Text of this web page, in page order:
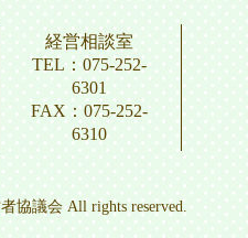
経営相談室
TEL：075-252-
6301
FAX：075-252-
6310
協議会 All rights reserved.